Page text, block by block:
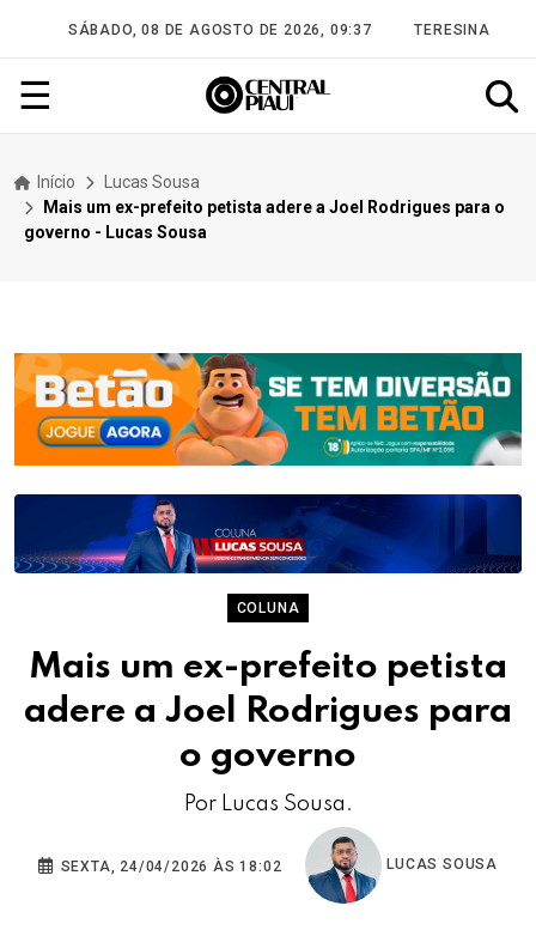
SÁBADO, 08 DE AGOSTO DE 2026, 09:37 TERESINA
☰
Início
Lucas Sousa
Mais um ex-prefeito petista adere a Joel Rodrigues para o
governo - Lucas Sousa
COLUNA
Mais um ex-prefeito petista
adere a Joel Rodrigues para
o governo
Por Lucas Sousa.
SEXTA, 24/04/2026 ÀS 18:02 LUCAS SOUSA